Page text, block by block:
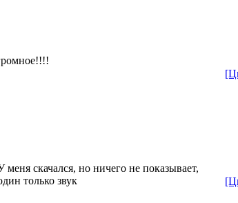
меня скачался, но ничего не показывает,
только звук